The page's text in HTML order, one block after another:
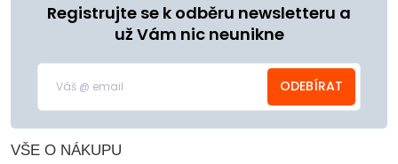
Registrujte se k odběru newsletteru a
už Vám nic neunikne
ODEBÍRAT
VŠE O NÁKUPU